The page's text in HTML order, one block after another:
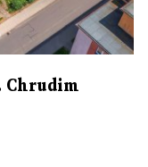
Chrudim